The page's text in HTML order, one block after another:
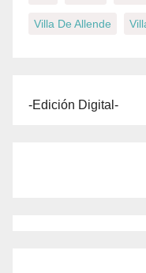
Villa De Allende
-Edición Digital-